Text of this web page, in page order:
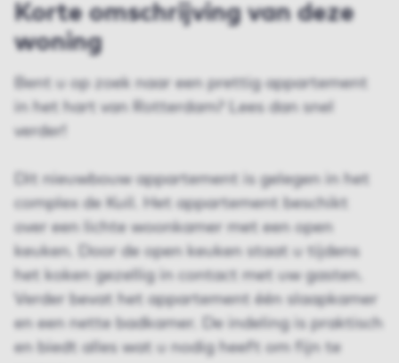
Korte omschrijving van deze
woning
Bent u op zoek naar een prettig appartement
in het hart van Rotterdam? Lees dan snel
verder!
Dit nieuwbouw appartement is gelegen in het
complex de Kuil. Het appartement beschikt
over een lichte woonkamer met een open
keuken. Door de open keuken staat u tijdens
het koken gezellig in contact met uw gasten.
Verder bevat het appartement één slaapkamer
en een nette badkamer. De indeling is praktisch
en biedt alles wat u nodig heeft om fijn te